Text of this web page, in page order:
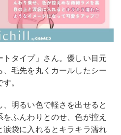
タイプ」さん。優しい目元
毛先を丸くカールしたシー
。
明るい色で軽さを出せると
ふんわりとのせ、色が控え
袋に入れるとキラキラ濡れ